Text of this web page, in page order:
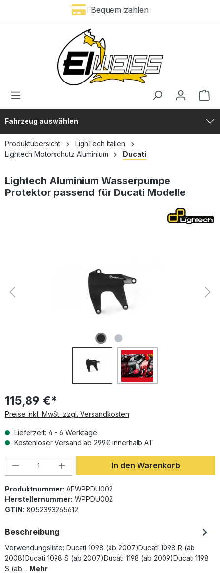
Premium Marken
Bequem zahlen
Fahrzeug auswählen
Produktübersicht
LighTech Italien
Lightech Motorschutz Aluminium
Ducati
Lightech Aluminium Wasserpumpe
Protektor passend für Ducati Modelle
115,89 €*
Preise inkl. MwSt. zzgl. Versandkosten
Lieferzeit: 4 - 6 Werktage
Kostenloser Versand ab 299€ innerhalb AT
Produkt Anzahl: Gib den gewünschten
In den Warenkorb
Produktnummer: AFWPPDU002
Herstellernummer: WPPDU002
GTIN: 8052393265612
Beschreibung
Verwendungsliste: Ducati 1098 (ab 2007)Ducati 1098 R (ab
2008)Ducati 1098 S (ab 2007)Ducati 1198 (ab 2009)Ducati 1198
S (ab… Mehr